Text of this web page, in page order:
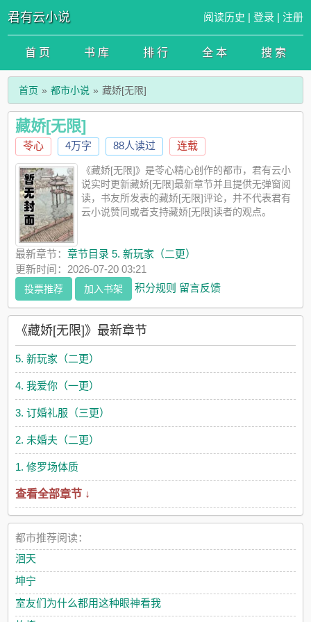
君有云小说 阅读历史 | 登录 | 注册
首 页 书 库 排 行 全 本 搜 索
首页 都市小说 藏娇[无限]
藏娇[无限]
苓心 4万字 88人读过 连载
《藏娇[无限]》是苓心精心创作的都市，君有云小
说实时更新藏娇[无限]最新章节并且提供无弹窗阅
读，书友所发表的藏娇[无限]评论，并不代表君有
云小说赞同或者支持藏娇[无限]读者的观点。
最新章节：章节目录 5. 新玩家（二更）
更新时间：2026-07-20 03:21
投票推荐 加入书架 积分规则 留言反馈
《藏娇[无限]》最新章节
5. 新玩家（二更）
4. 我爱你（一更）
3. 订婚礼服（三更）
2. 未婚夫（二更）
1. 修罗场体质
查看全部章节 ↓
都市推荐阅读：
洄天
坤宁
室友们为什么都用这种眼神看我